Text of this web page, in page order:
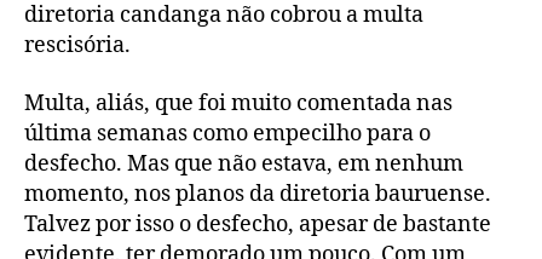
diretoria candanga não cobrou a multa
rescisória.
Multa, aliás, que foi muito comentada nas
última semanas como empecilho para o
desfecho. Mas que não estava, em nenhum
momento, nos planos da diretoria bauruense.
Talvez por isso o desfecho, apesar de bastante